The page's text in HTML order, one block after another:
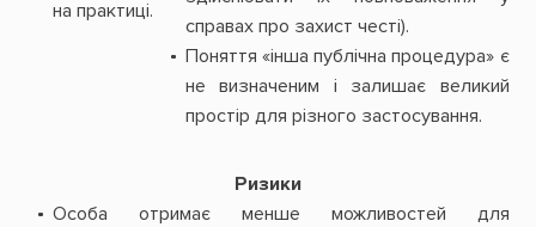
на практиці.
справах про захист честі).
Поняття «інша публічна процедура» є
не визначеним і залишає великий
простір для різного застосування.
Ризики
Особа отримає менше можливостей для